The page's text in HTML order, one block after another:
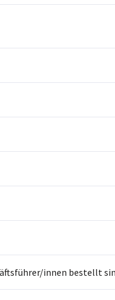
innen bestellt